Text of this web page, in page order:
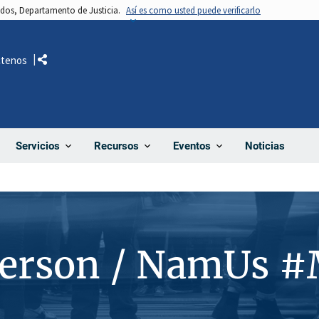
Departamento de Justicia. Así es como usted puede verificarlo
Servicios Recursos Eventos Noticias
Comparte
/ NamUs